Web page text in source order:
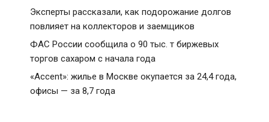
Эксперты рассказали, как подорожание долгов
повлияет на коллекторов и заемщиков
ФАС России сообщила о 90 тыс. т биржевых
торгов сахаром с начала года
«Accent»: жилье в Москве окупается за 24,4 года,
офисы — за 8,7 года